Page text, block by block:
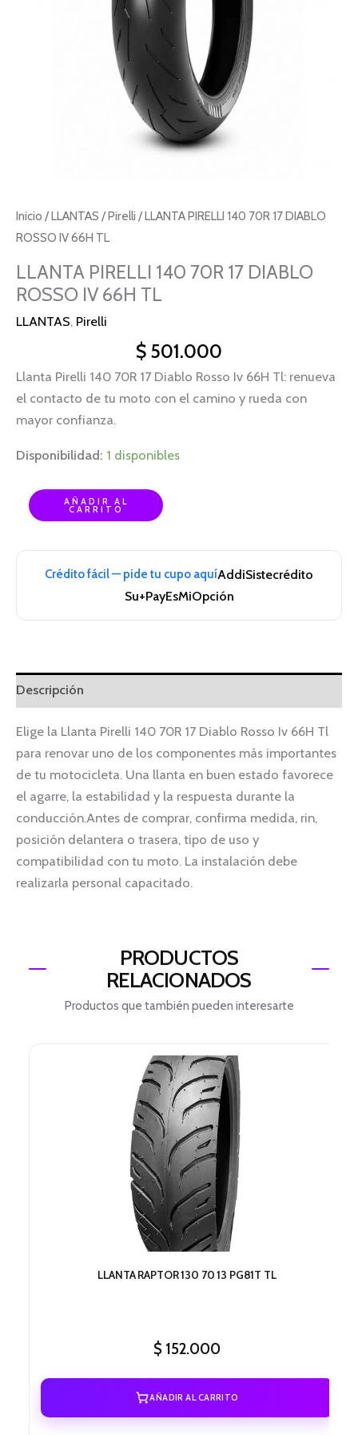
Inicio /LLANTAS /Pirelli / LLANTA PIRELLI 140 70R 17 DIABLO
ROSSO IV 66H TL
LLANTA PIRELLI 140 70R 17 DIABLO
ROSSO IV 66H TL
LLANTAS, Pirelli
$ 501.000
Llanta Pirelli 140 70R 17 Diablo Rosso Iv 66H Tl: renueva
el contacto de tu moto con el camino y rueda con
mayor confianza.
Disponibilidad: 1 disponibles
AÑADIR AL
CARRITO
Crédito fácil — pide tu cupo aquíAddiSistecrédito
Su+PayEsMiOpción
Descripción
Elige la Llanta Pirelli 140 70R 17 Diablo Rosso Iv 66H Tl
para renovar uno de los componentes más importantes
de tu motocicleta. Una llanta en buen estado favorece
el agarre, la estabilidad y la respuesta durante la
conducción.Antes de comprar, confirma medida, rin,
posición delantera o trasera, tipo de uso y
compatibilidad con tu moto. La instalación debe
realizarla personal capacitado.
PRODUCTOS
RELACIONADOS
Productos que también pueden interesarte
LLANTA RAPTOR 130 70 13 PG81T TL
$ 152.000
AÑADIR AL CARRITO